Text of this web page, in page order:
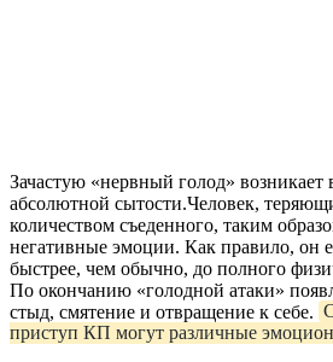
Зачастую «нервный голод» возникает
абсолютной сытости.Человек,
количеством съеденного, таким
негативные эмоции. Как правило, он
быстрее, чем обычно, до полного
По окончанию «голодной атаки»
стыд, смятение и отвращение к себе.
приступ КП могут различные